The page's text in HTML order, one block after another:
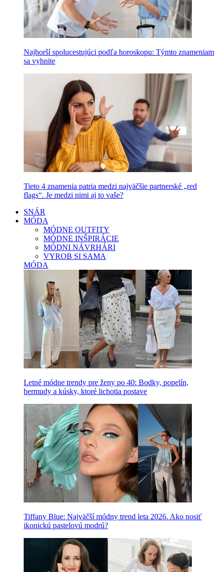
Najhorší spolucestujúci podľa horoskopu: Týmto znameniam
sa vyhnite
Tieto 4 znamenia patria medzi najväčšie partnerské „red
flags“. Je medzi nimi aj to vaše?
SNÁR
MÓDA
MÓDNE OUTFITY
MÓDNE INŠPIRÁCIE
MÓDNI NÁVRHÁRI
VYROB SI SAMA
MÓDA
Letné módne trendy pre ženy po 40: Bodky, popelín,
bermudy a kúsky, ktoré lichotia postave
Tiffany Blue: Najväčší módny trend leta 2026. Ako nosiť
ikonickú pastelovú modrú?